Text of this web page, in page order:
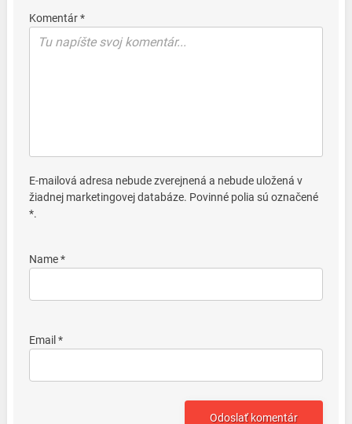
Komentár *
E-mailová adresa nebude zverejnená a nebude uložená v
žiadnej marketingovej databáze. Povinné polia sú označené
*.
Name *
Email *